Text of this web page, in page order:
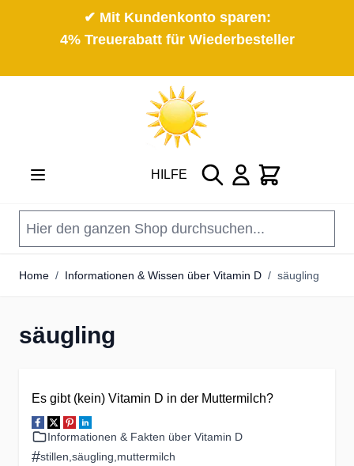
✔ Mit Kundenkonto sparen:
4% Treuerabatt für Wiederbesteller
HILFE Suche Cart
Home / Informationen & Wissen über Vitamin D / säugling
säugling
Es gibt (kein) Vitamin D in der Muttermilch?
Informationen & Fakten über Vitamin D
#stillen säugling muttermilch